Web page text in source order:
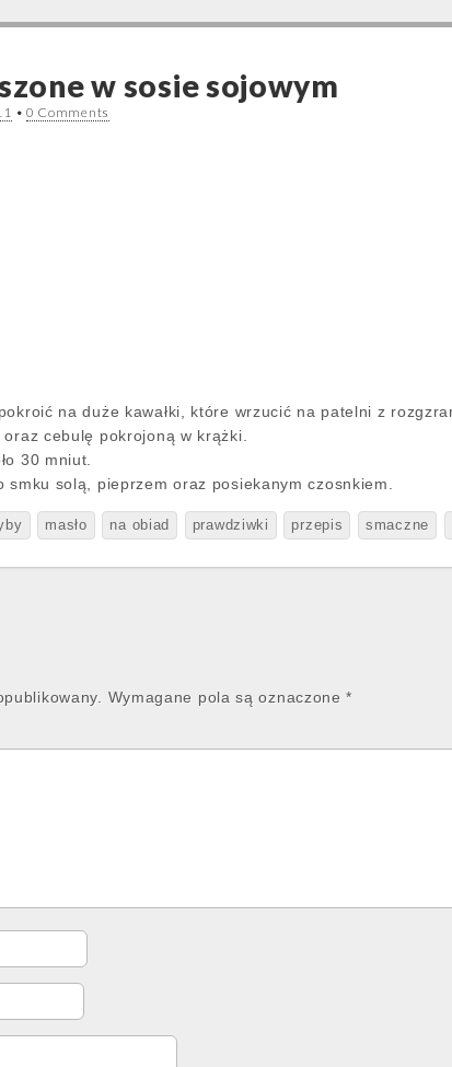
w sosie sojowym
• 0 Comments
na duże kawałki, które wrzucić na patelni z
cebulę pokrojoną w krążki.
30 mniut.
smku solą, pieprzem oraz posiekanym czosnkiem.
masło na obiad prawdziwki przepis smaczne
Wymagane pola są oznaczone*